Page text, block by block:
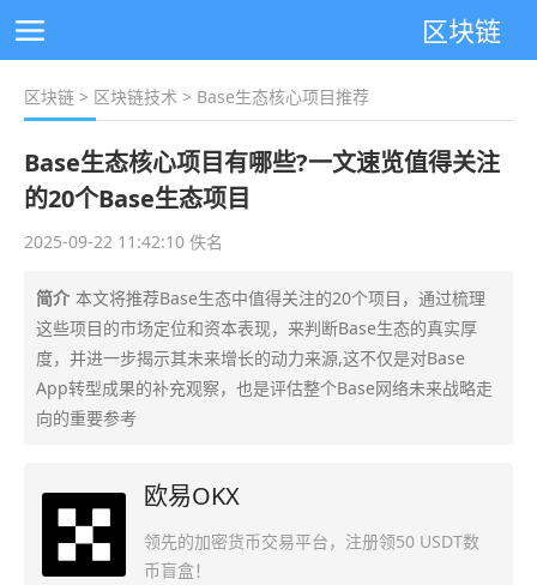
区块链
区块链 > 区块链技术 > Base生态核心项目推荐
Base生态核心项目有哪些?一文速览值得关注
的20个Base生态项目
2025-09-22 11:42:10 佚名
简介 本文将推荐Base生态中值得关注的20个项目，通过梳理
这些项目的市场定位和资本表现，来判断Base生态的真实厚
度，并进一步揭示其未来增长的动力来源,这不仅是对Base
App转型成果的补充观察，也是评估整个Base网络未来战略走
向的重要参考
欧易OKX
领先的加密货币交易平台，注册领50 USDT数
币盲盒！